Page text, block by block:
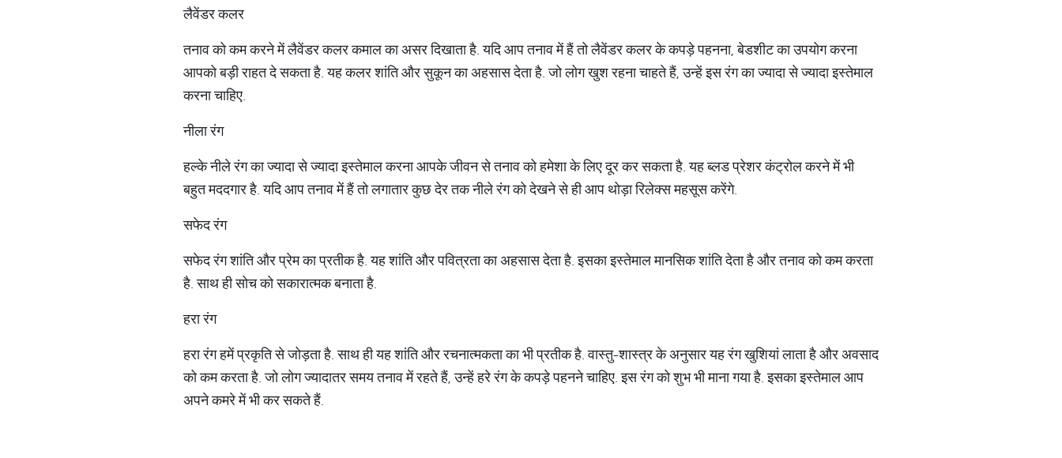
लैवेंडर कलर
तनाव को कम करने में लैवेंडर कलर कमाल का असर दिखाता है. यदि आप तनाव में हैं तो लैवेंडर कलर के कपड़े पहनना, बेडशीट का उपयोग करना
आपको बड़ी राहत दे सकता है. यह कलर शांति और सुकून का अहसास देता है. जो लोग खुश रहना चाहते हैं, उन्‍हें इस रंग का ज्‍यादा से ज्‍यादा इस्‍तेमाल
करना चाहिए.
नीला रंग
हल्‍के नीले रंग का ज्‍यादा से ज्‍यादा इस्‍तेमाल करना आपके जीवन से तनाव को हमेशा के लिए दूर कर सकता है. यह ब्‍लड प्रेशर कंट्रोल करने में भी
बहुत मददगार है. यदि आप तनाव में हैं तो लगातार कुछ देर तक नीले रंग को देखने से ही आप थोड़ा रिलेक्‍स महसूस करेंगे.
सफेद रंग
सफेद रंग शांति और प्रेम का प्रतीक है. यह शांति और पवित्रता का अहसास देता है. इसका इस्‍तेमाल मानसिक शांति देता है और तनाव को कम करता
है. साथ ही सोच को सकारात्‍मक बनाता है.
हरा रंग
हरा रंग हमें प्रकृति से जोड़ता है. साथ ही यह शांति और रचनात्‍मकता का भी प्रतीक है. वास्तु-शास्त्र के अनुसार यह रंग खुशियां लाता है और अवसाद
को कम करता है. जो लोग ज्‍यादातर समय तनाव में रहते हैं, उन्‍हें हरे रंग के कपड़े पहनने चाहिए. इस रंग को शुभ भी माना गया है. इसका इस्तेमाल आप
अपने कमरे में भी कर सकते हैं.